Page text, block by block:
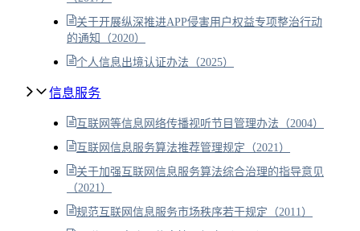
关于开展纵深推进APP侵害用户权益专项整治行动
的通知（2020）
个人信息出境认证办法（2025）
信息服务
互联网等信息网络传播视听节目管理办法（2004）
互联网信息服务算法推荐管理规定（2021）
关于加强互联网信息服务算法综合治理的指导意见
（2021）
规范互联网信息服务市场秩序若干规定（2011）